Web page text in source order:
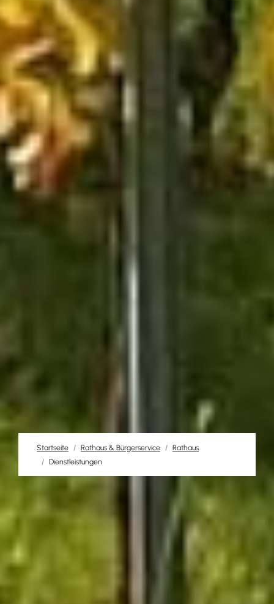
Startseite Rathaus & Bürgerservice
Rathaus
Dienstleistungen